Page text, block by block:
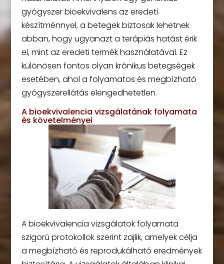
gyógyszer bioekvivalens az eredeti
készítménnyel, a betegek biztosak lehetnek
abban, hogy ugyanazt a terápiás hatást érik
el, mint az eredeti termék használatával. Ez
különösen fontos olyan krónikus betegségek
esetében, ahol a folyamatos és megbízható
gyógyszerellátás elengedhetetlen.
A bioekvivalencia vizsgálatának folyamata
és követelményei
A bioekvivalencia vizsgálatok folyamata
szigorú protokollok szerint zajlik, amelyek célja
a megbízható és reprodukálható eredmények